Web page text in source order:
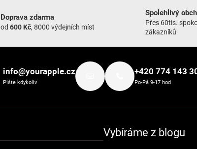
Doprava zdarma
od 600 Kč, 8000 výdejních míst
Spolehlivý
Přes 60tis.
zákazníků
info@yourapple.cz
Pište kdykoliv
+420 774 143
Po-Pá 9-17 hod
Vybíráme z blogu